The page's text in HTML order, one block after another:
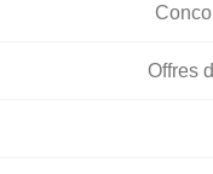
Offres